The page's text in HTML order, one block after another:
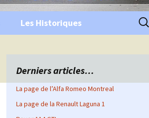
Les Historiques
Derniers articles…
La page de l’Alfa Romeo Montreal
La page de la Renault Laguna 1